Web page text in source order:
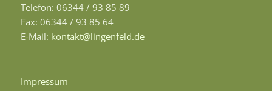
Telefon: 06344 / 93 85 89
Fax: 06344 / 93 85 64
E-Mail: kontakt@lingenfeld.de
Impressum